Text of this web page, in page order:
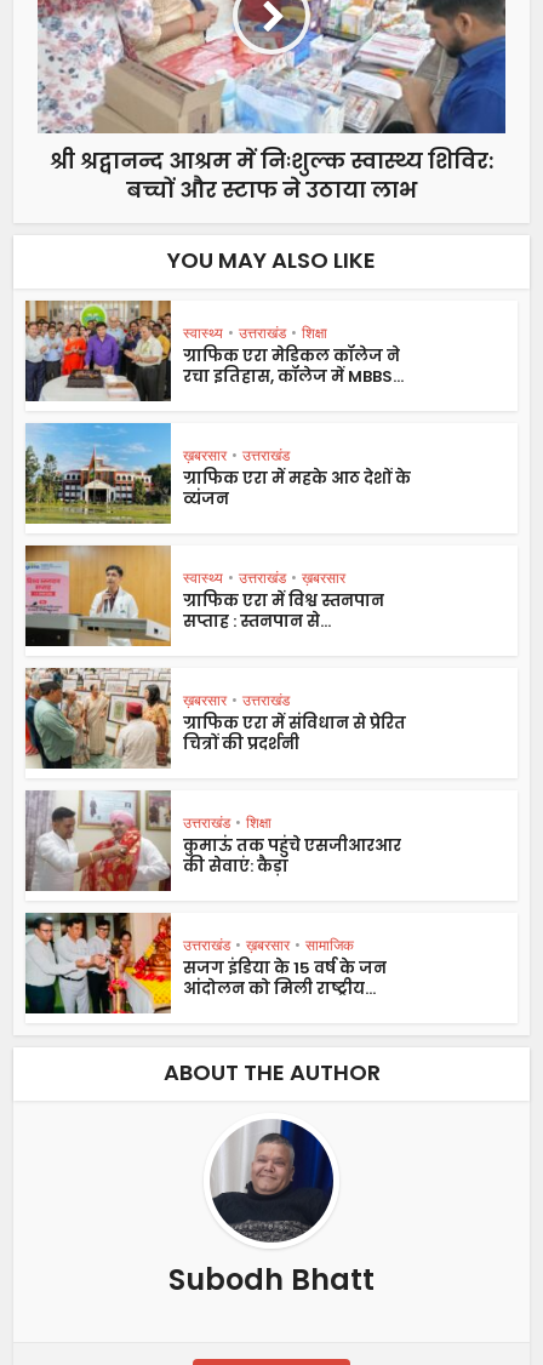
श्री श्रद्वानन्द आश्रम में निःशुल्क स्वास्थ्य शिविर:
बच्चों और स्टाफ ने उठाया लाभ
YOU MAY ALSO LIKE
स्वास्थ्य • उत्तराखंड • शिक्षा
ग्राफिक एरा मेडिकल कॉलेज ने
रचा इतिहास, कॉलेज में MBBS...
ख़बरसार • उत्तराखंड
ग्राफिक एरा में महके आठ देशों के
व्यंजन
स्वास्थ्य • उत्तराखंड • ख़बरसार
ग्राफिक एरा में विश्व स्तनपान
सप्ताह : स्तनपान से...
ख़बरसार • उत्तराखंड
ग्राफिक एरा में संविधान से प्रेरित
चित्रों की प्रदर्शनी
उत्तराखंड • शिक्षा
कुमाऊं तक पहुंचे एसजीआरआर
की सेवाएं: कैड़ा
उत्तराखंड • ख़बरसार • सामाजिक
सजग इंडिया के 15 वर्ष के जन
आंदोलन को मिली राष्ट्रीय...
ABOUT THE AUTHOR
Subodh Bhatt